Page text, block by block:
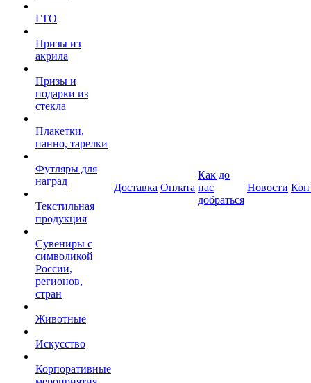
ГТО
Призы из
акрила
Призы и
подарки из
стекла
Плакетки,
панно, тарелки
Футляры для
наград
Текстильная
продукция
Сувениры с
символикой
России,
регионов,
стран
Животные
Искусство
Корпоративные
Доставка Оплата
Как до
нас
добраться
Новости